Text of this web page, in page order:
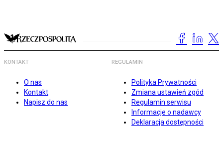
KONTAKT
O nas
Kontakt
Napisz do nas
REGULAMIN
Polityka Prywatności
Zmiana ustawień zgód
Regulamin serwisu
Informacje o nadawcy
Deklaracja dostępności